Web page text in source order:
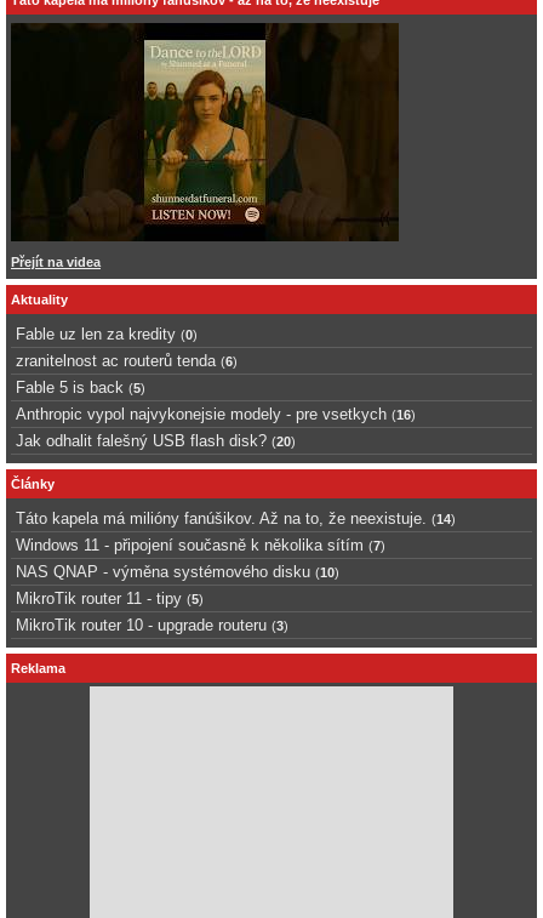
Přejít na videa
Aktuality
Fable uz len za kredity (0)
zranitelnost ac routerů tenda (6)
Fable 5 is back (5)
Anthropic vypol najvykonejsie modely - pre vsetkych (16)
Jak odhalit falešný USB flash disk? (20)
Články
Táto kapela má milióny fanúšikov. Až na to, že neexistuje. (14)
Windows 11 - připojení současně k několika sítím (7)
NAS QNAP - výměna systémového disku (10)
MikroTik router 11 - tipy (5)
MikroTik router 10 - upgrade routeru (3)
Reklama